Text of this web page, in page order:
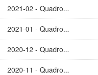
2021-02 - Quadro...
2021-01 - Quadro...
2020-12 - Quadro...
2020-11 - Quadro...